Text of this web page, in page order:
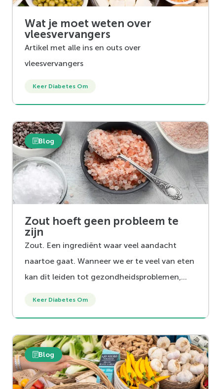
Wat je moet weten over
vleesvervangers
Artikel met alle ins en outs over
vleesvervangers
Keer Diabetes Om
Blog
Zout hoeft geen probleem te
zijn
Zout. Een ingrediënt waar veel aandacht
naartoe gaat. Wanneer we er te veel van eten
kan dit leiden tot gezondheidsproblemen,
voor je? En hoe komt het dat we er te veel
van eten?
Keer Diabetes Om
Blog